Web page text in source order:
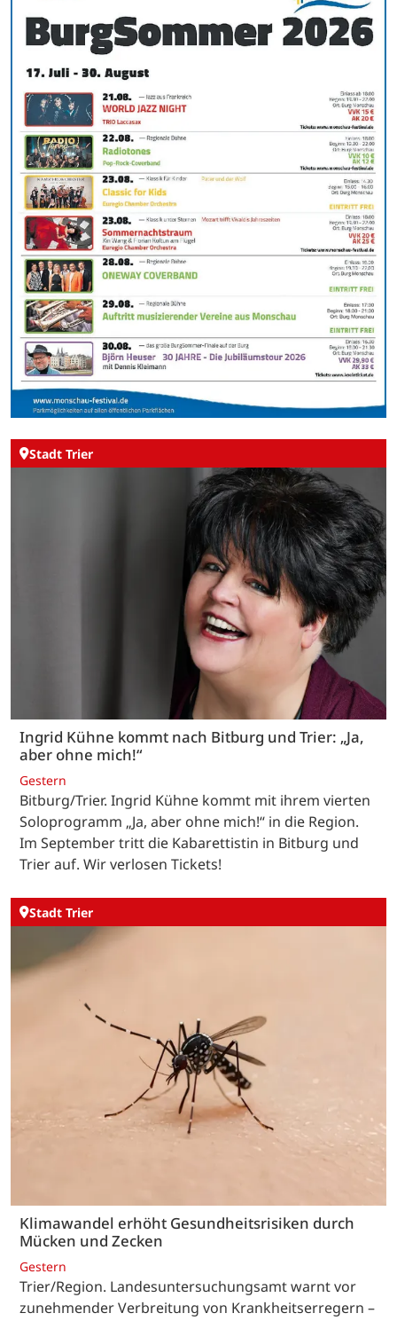
Stadt Trier
Ingrid Kühne kommt nach Bitburg und Trier: „Ja,
aber ohne mich!“
Gestern
Bitburg/Trier. Ingrid Kühne kommt mit ihrem vierten
Soloprogramm „Ja, aber ohne mich!“ in die Region.
Im September tritt die Kabarettistin in Bitburg und
Trier auf. Wir verlosen Tickets!
Stadt Trier
Klimawandel erhöht Gesundheitsrisiken durch
Mücken und Zecken
Gestern
Trier/Region. Landesuntersuchungsamt warnt vor
zunehmender Verbreitung von Krankheitserregern –